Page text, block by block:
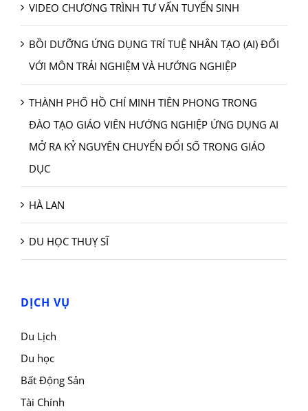
VIDEO CHƯƠNG TRÌNH TƯ VẤN TUYỂN SINH
BỒI DƯỠNG ỨNG DỤNG TRÍ TUỆ NHÂN TẠO (AI) ĐỐI
VỚI MÔN TRẢI NGHIỆM VÀ HƯỚNG NGHIỆP
THÀNH PHỐ HỒ CHÍ MINH TIÊN PHONG TRONG
ĐÀO TẠO GIÁO VIÊN HƯỚNG NGHIỆP ỨNG DỤNG AI
MỞ RA KỶ NGUYÊN CHUYỂN ĐỔI SỐ TRONG GIÁO
DỤC
HÀ LAN
DU HỌC THUỴ SĨ
DỊCH VỤ
Du Lịch
Du học
Bất Động Sản
Tài Chính